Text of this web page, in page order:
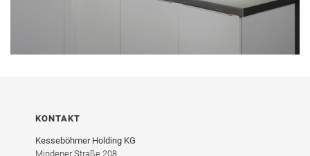
KONTAKT
Kesseböhmer Holding KG
Mindener Straße 208